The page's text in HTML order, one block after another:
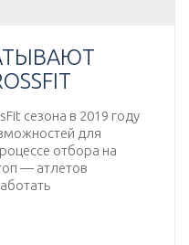
сезона в 2019 году
для
отбора на
— атлетов